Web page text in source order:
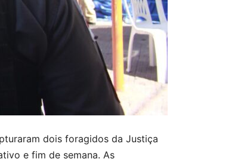
dois foragidos da Justiça
e fim de semana. As